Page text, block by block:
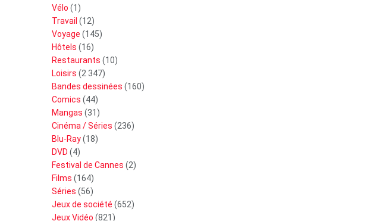
Vélo (1)
Travail (12)
Voyage (145)
Hôtels (16)
Restaurants (10)
Loisirs (2 347)
Bandes dessinées (160)
Comics (44)
Mangas (31)
Cinéma / Séries (236)
Blu-Ray(18)
DVD (4)
Festival de Cannes (2)
Films (164)
Séries (56)
Jeux de société (652)
Jeux Vidéo (821)